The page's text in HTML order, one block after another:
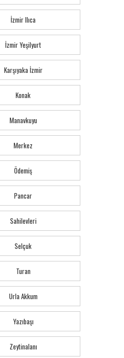
İzmir Ilıca
İzmir Yeşilyurt
Karşıyaka İzmir
Konak
Manavkuyu
Merkez
Ödemiş
Pancar
Sahilevleri
Selçuk
Turan
Urla Akkum
Yazıbaşı
Zeytinalanı